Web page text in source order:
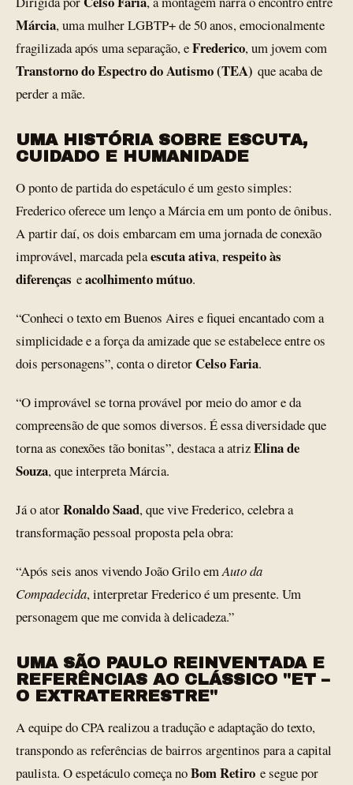
Márcia, uma mulher LGBTP+ de 50 anos, emocionalmente
fragilizada após uma separação, eFrederico, um jovem com
Transtorno do Espectro do Autismo (TEA) que acaba de
perder a mãe.
UMA HISTÓRIA SOBRE ESCUTA,
CUIDADO E HUMANIDADE
O ponto de partida do espetáculo é um gesto simples:
Frederico oferece um lenço a Márcia em um ponto de ônibus.
A partir daí, os dois embarcam em uma jornada de conexão
improvável, marcada pelaescuta ativa,respeito às
diferenças eacolhimento mútuo.
“Conheci o texto em Buenos Aires e fiquei encantado com a
simplicidade e a força da amizade que se estabelece entre os
dois personagens”, conta o diretorCelso Faria.
“O improvável se torna provável por meio do amor e da
compreensão de que somos diversos. É essa diversidade que
torna as conexões tão bonitas”, destaca a atrizElina de
Souza, que interpreta Márcia.
Já o atorRonaldo Saad, que vive Frederico, celebra a
transformação pessoal proposta pela obra:
“Após seis anos vivendo João Grilo emAuto da
Compadecida, interpretar Frederico é um presente. Um
personagem que me convida à delicadeza.”
UMA SÃO PAULO REINVENTADA E
REFERÊNCIAS AO CLÁSSICO "ET –
O EXTRATERRESTRE"
A equipe do CPA realizou a tradução e adaptação do texto,
transpondo as referências de bairros argentinos para a capital
paulista. O espetáculo começa noBom Retiro e segue por